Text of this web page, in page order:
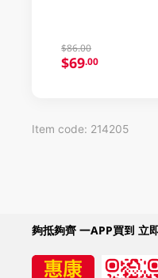
$86.00
$69.00
Item code: 214205
夠抵夠齊 一APP買到 立